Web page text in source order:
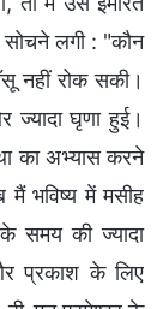
सोचने लगी : "कौन
नहीं रोक सकी।
घृणा हुई।
का अभ्यास करने
मैं भविष्य में मसीह
समय की ज्यादा
प्रकाश के लिए